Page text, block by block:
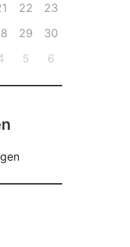
22
23
29
30
5 6